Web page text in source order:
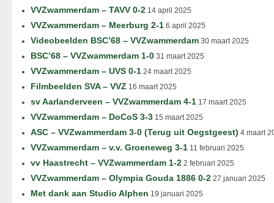
VVZwammerdam – TAVV 0-2 14 april 2025
VVZwammerdam – Meerburg 2-1 6 april 2025
Videobeelden BSC’68 – VVZwammerdam 30 maart 2025
BSC’68 – VVZwammerdam 1-0 31 maart 2025
VVZwammerdam – UVS 0-1 24 maart 2025
Filmbeelden SVA – VVZ 16 maart 2025
sv Aarlanderveen – VVZwammerdam 4-1 17 maart 2025
VVZwammerdam – DoCoS 3-3 15 maart 2025
ASC – VVZwammerdam 3-0 (Terug uit Oegstgeest) 4 maart
VVZwammerdam – v.v. Groeneweg 3-1 11 februari 2025
vv Haastrecht – VVZwammerdam 1-2 2 februari 2025
VVZwammerdam – Olympia Gouda 1886 0-2 27 januari 2025
Met dank aan Studio Alphen 19 januari 2025